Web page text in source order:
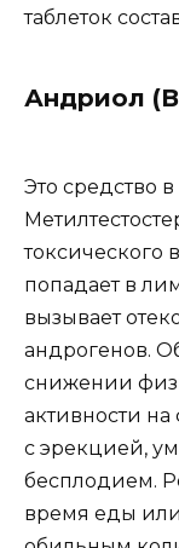
таблеток
Андриол
Это средство
токсического
попадает в
вызывает
андрогенов.
снижении
активности
с эрекцией,
бесплодием.
время еды